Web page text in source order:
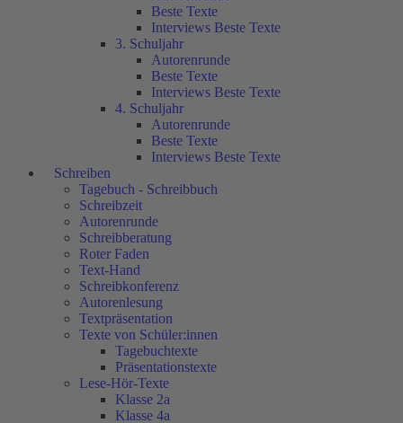
Beste Texte
Interviews Beste Texte
3. Schuljahr
Autorenrunde
Beste Texte
Interviews Beste Texte
4. Schuljahr
Autorenrunde
Beste Texte
Interviews Beste Texte
Schreiben
Tagebuch - Schreibbuch
Schreibzeit
Autorenrunde
Schreibberatung
Roter Faden
Text-Hand
Schreibkonferenz
Autorenlesung
Textpräsentation
Texte von Schüler:innen
Tagebuchtexte
Präsentationstexte
Lese-Hör-Texte
Klasse 2a
Klasse 4a